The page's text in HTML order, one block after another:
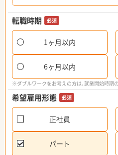
転職時期 必須
1ヶ月以内
6ヶ月以内
※ダブルワークをお考えの方は、就業開始時期
希望雇用形態 必須
正社員
パート